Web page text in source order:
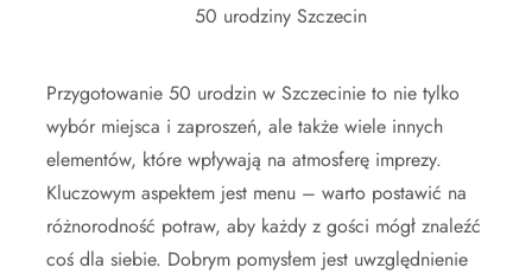
50 urodziny Szczecin
Przygotowanie 50 urodzin w Szczecinie to nie tylko
wybór miejsca i zaproszeń, ale także wiele innych
elementów, które wpływają na atmosferę imprezy.
Kluczowym aspektem jest menu – warto postawić na
różnorodność potraw, aby każdy z gości mógł znaleźć
coś dla siebie. Dobrym pomysłem jest uwzględnienie